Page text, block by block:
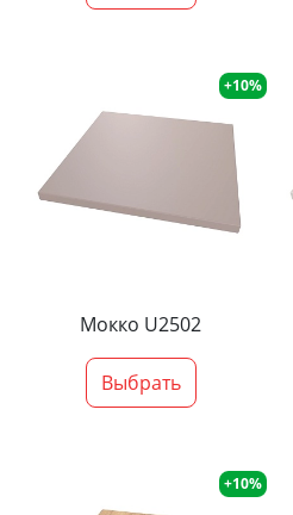
+10%
Мокко U2502
Выбрать
+10%